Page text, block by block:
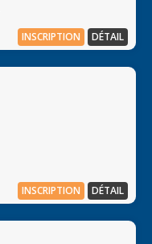
INSCRIPTION DÉTAIL
INSCRIPTION DÉTAIL